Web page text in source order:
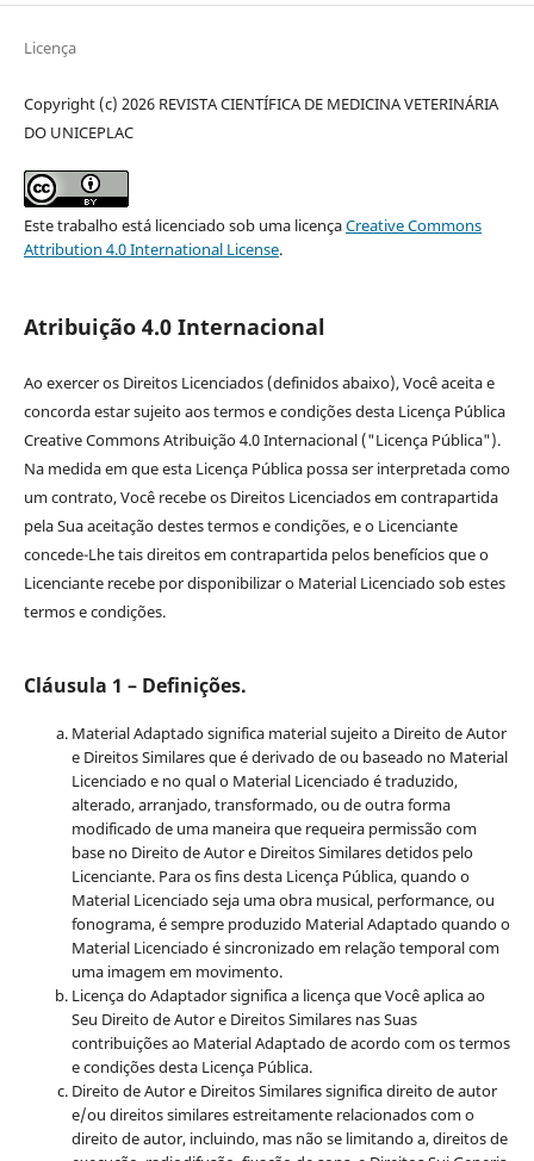
Licença
Copyright (c) 2026 REVISTA CIENTÍFICA DE MEDICINA VETERINÁRIA
DO UNICEPLAC
Este trabalho está licenciado sob uma licençaCreative Commons
Attribution 4.0 International License.
Atribuição 4.0 Internacional
Ao exercer os Direitos Licenciados (definidos abaixo), Você aceita e
concorda estar sujeito aos termos e condições desta Licença Pública
Creative Commons Atribuição 4.0 Internacional ("Licença Pública").
Na medida em que esta Licença Pública possa ser interpretada como
um contrato, Você recebe os Direitos Licenciados em contrapartida
pela Sua aceitação destes termos e condições, e o Licenciante
concede-Lhe tais direitos em contrapartida pelos benefícios que o
Licenciante recebe por disponibilizar o Material Licenciado sob estes
termos e condições.
Cláusula 1 – Definições.
Material Adaptado significa material sujeito a Direito de Autor
e Direitos Similares que é derivado de ou baseado no Material
Licenciado e no qual o Material Licenciado é traduzido,
alterado, arranjado, transformado, ou de outra forma
modificado de uma maneira que requeira permissão com
base no Direito de Autor e Direitos Similares detidos pelo
Licenciante. Para os fins desta Licença Pública, quando o
Material Licenciado seja uma obra musical, performance, ou
fonograma, é sempre produzido Material Adaptado quando o
Material Licenciado é sincronizado em relação temporal com
uma imagem em movimento.
Licença do Adaptador significa a licença que Você aplica ao
Seu Direito de Autor e Direitos Similares nas Suas
contribuições ao Material Adaptado de acordo com os termos
e condições desta Licença Pública.
Direito de Autor e Direitos Similares significa direito de autor
e/ou direitos similares estreitamente relacionados com o
direito de autor, incluindo, mas não se limitando a, direitos de